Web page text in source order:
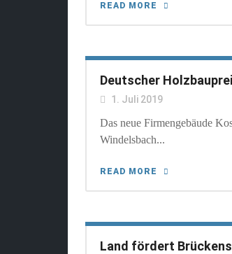
READ MORE
Deutscher
1. Juli 2019
Das neue Firmengebäude
Windelsbach...
READ MORE
Land fördert